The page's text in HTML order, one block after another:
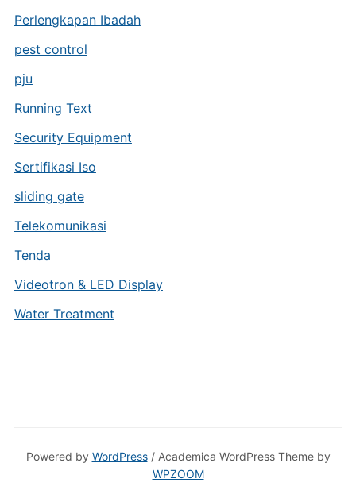
Perlengkapan Ibadah
pest control
pju
Running Text
Security Equipment
Sertifikasi Iso
sliding gate
Telekomunikasi
Tenda
Videotron & LED Display
Water Treatment
Powered by WordPress/ Academica WordPress Theme by
WPZOOM